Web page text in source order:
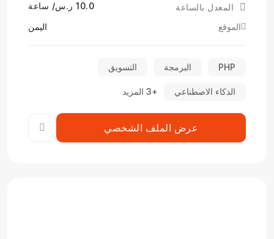
المعدل بالساعة
10.0 ر.س/ ساعة
الموقع
اليمن
PHP البرمجة التسويق
الذكاء الاصطناعي +3 المزيد
عرض الملف الشخصي